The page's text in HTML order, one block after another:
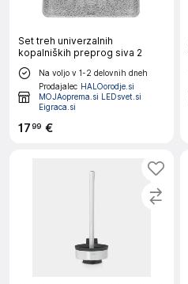
Set treh univerzalnih
kopalniških preprog siva 2
Na voljo v 1-2 delovnih dneh
Prodajalec HALOorodje.si
MOJAoprema.si LEDsvet.si
Eigraca.si
1799 €